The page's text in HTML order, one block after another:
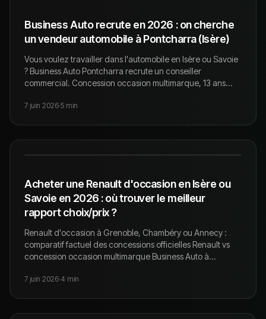
Business Auto recrute en 2026 : on cherche
un vendeur automobile à Pontcharra (Isère)
Vous voulez travailler dans l'automobile en Isère ou Savoie
? Business Auto Pontcharra recrute un conseiller
commercial. Concession occasion multimarque, 13 ans
commercialvo@business-auto.fr.
7 juin 2026·5 min
Acheter une Renault d'occasion en Isère ou
Savoie en 2026 : où trouver le meilleur
rapport choix/prix ?
Renault d'occasion à Grenoble, Chambéry ou Annecy :
comparatif factuel des concessions officielles Renault vs
concession occasion multimarque Business Auto à
ZOE, Megane E-Tech.
7 juin 2026·4 min